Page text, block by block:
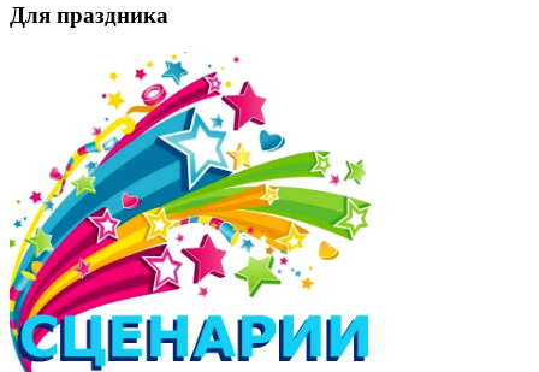
Для праздника